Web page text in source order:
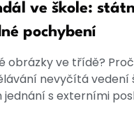
ve škole:
pochybení
obrázky ve třídě?
nevyčítá vedení
jednání s externími